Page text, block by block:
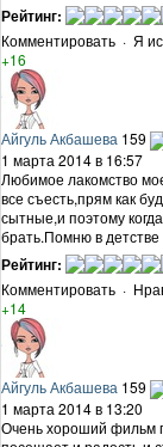
Рейтинг:
Комментировать · Я
+16
Айгуль Акбашева 159
1 марта 2014 в 16:57
Любимое лакомство
все съесть,прям как
сытные,и поэтому
брать.Помню в
Рейтинг:
Комментировать ·
+14
Айгуль Акбашева 159
1 марта 2014 в 13:20
Очень хороший фильм